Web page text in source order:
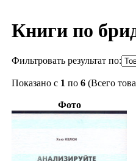
Книги по
Фильтровать результат по:
Показано с 1 по 6 (Всего
Фото